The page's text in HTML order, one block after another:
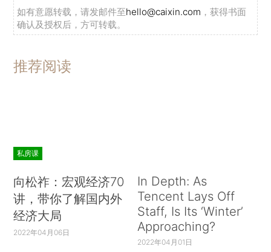
如有意愿转载，请发邮件至hello@caixin.com ，获得书面
确认及授权后，方可转载。
推荐阅读
私房课
向松祚：宏观经济70
讲，带你了解国内外
经济大局
2022年04月06日
In Depth: As
Tencent Lays Off
Staff, Is Its ‘Winter’
Approaching?
2022年04月01日